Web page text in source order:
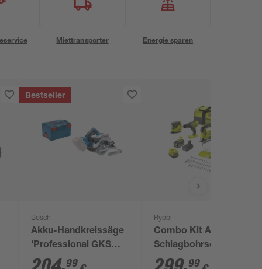
Miettransporter Energie sparen
Bestseller
Bosch
Akku-Handkreissäge
'Professional GKS
18V-57 G' ohne Akku
99
Ryobi
Combo Kit Akku-
Schlagbohrschrauber,
Winkelschleifer,
99